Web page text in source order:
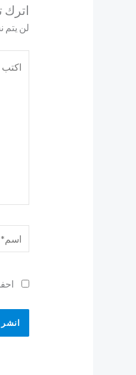
اترك
لن يتم
اسم*